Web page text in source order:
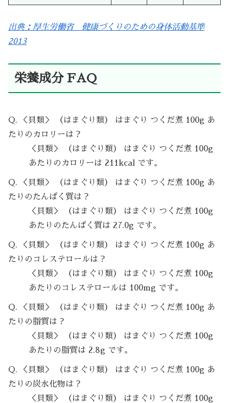
出典：厚生労働省 健康づくりのための身体活動基準
2013
栄養成分 FAQ
Q. ＜貝類＞ （はまぐり類） はまぐり つくだ煮 100g あ
たりのカロリーは？
＜貝類＞ （はまぐり類） はまぐり つくだ煮 100g
あたりのカロリーは 211kcal です。
Q. ＜貝類＞ （はまぐり類） はまぐり つくだ煮 100g あ
たりのたんぱく質は？
＜貝類＞ （はまぐり類） はまぐり つくだ煮 100g
あたりのたんぱく質は 27.0g です。
Q. ＜貝類＞ （はまぐり類） はまぐり つくだ煮 100g あ
たりのコレステロールは？
＜貝類＞ （はまぐり類） はまぐり つくだ煮 100g
あたりのコレステロールは 100mg です。
Q. ＜貝類＞ （はまぐり類） はまぐり つくだ煮 100g あ
たりの脂質は？
＜貝類＞ （はまぐり類） はまぐり つくだ煮 100g
あたりの脂質は 2.8g です。
Q. ＜貝類＞ （はまぐり類） はまぐり つくだ煮 100g あ
たりの炭水化物は？
＜貝類＞ （はまぐり類） はまぐり つくだ煮 100g